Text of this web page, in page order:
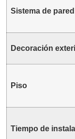
Sistema de pared
Decoración
Piso
Tiempo de